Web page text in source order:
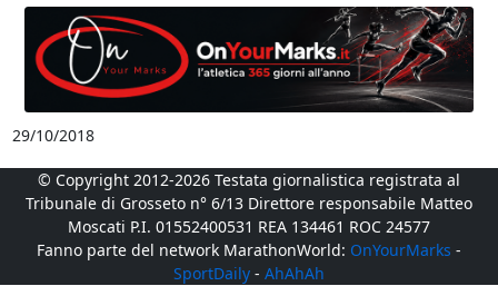
29/10/2018
© Copyright 2012-2026 Testata giornalistica registrata al
Tribunale di Grosseto n° 6/13 Direttore responsabile Matteo
Moscati P.I. 01552400531 REA 134461 ROC 24577
Fanno parte del network MarathonWorld: OnYourMarks -
SportDaily - AhAhAh